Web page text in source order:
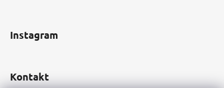
Instagram
Kontakt